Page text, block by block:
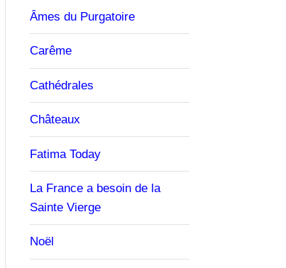
Âmes du Purgatoire
Carême
Cathédrales
Châteaux
Fatima Today
La France a besoin de la
Sainte Vierge
Noël